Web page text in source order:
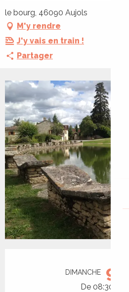
le bourg, 46090 Aujols
M'y rendre
J'y vais en train !
Partager
Ouverture et
DIMANCHE 9
De 08:30 à